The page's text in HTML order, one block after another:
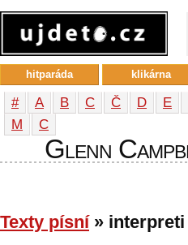
# A B C Č D E
М
С
Glenn
Texty písní» interpreti
hitparáda klikárna